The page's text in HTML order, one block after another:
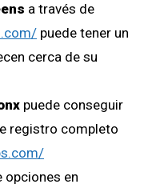
a través de
puede tener un
cerca de su
puede conseguir
registro completo
opciones en